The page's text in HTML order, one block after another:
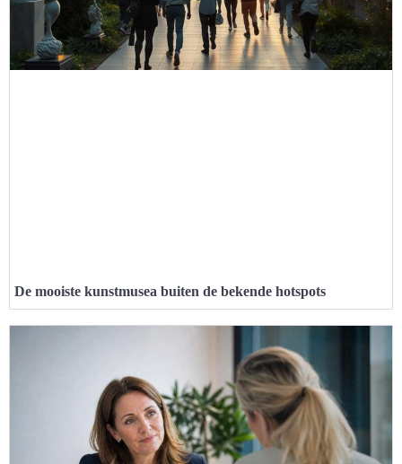
De mooiste kunstmusea buiten de bekende hotspots